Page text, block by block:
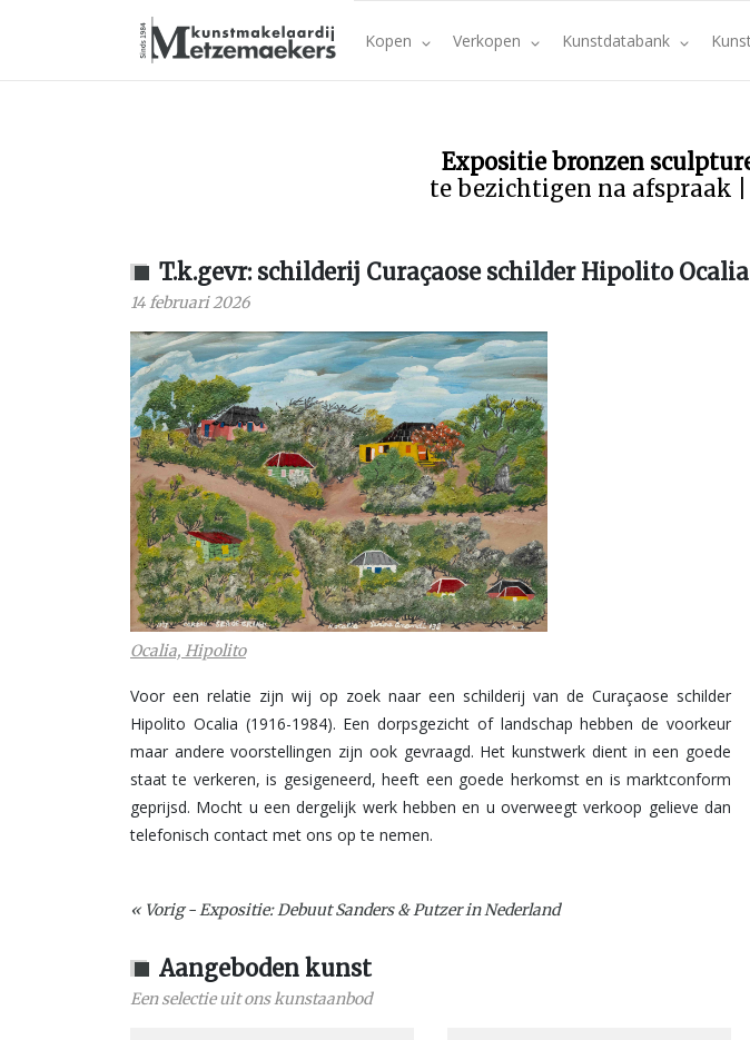
Kopen Verkopen Kunstdatabank
Expositie bronzen
te bezichtigen na afspraak
T.k.gevr: schilderij Curaçaose schilder Hipolito Ocalia
14 februari 2026
Ocalia, Hipolito
Voor een relatie zijn wij op zoek naar een schilderij van de Curaçaose schilder
Hipolito Ocalia (1916-1984). Een dorpsgezicht of landschap hebben de voorkeur
maar andere voorstellingen zijn ook gevraagd. Het kunstwerk dient in een goede
staat te verkeren, is gesigeneerd, heeft een goede herkomst en is marktconform
geprijsd. Mocht u een dergelijk werk hebben en u overweegt verkoop gelieve dan
telefonisch contact met ons op te nemen.
« Vorig - Expositie: Debuut Sanders & Putzer in Nederland
Aangeboden kunst
Een selectie uit ons kunstaanbod